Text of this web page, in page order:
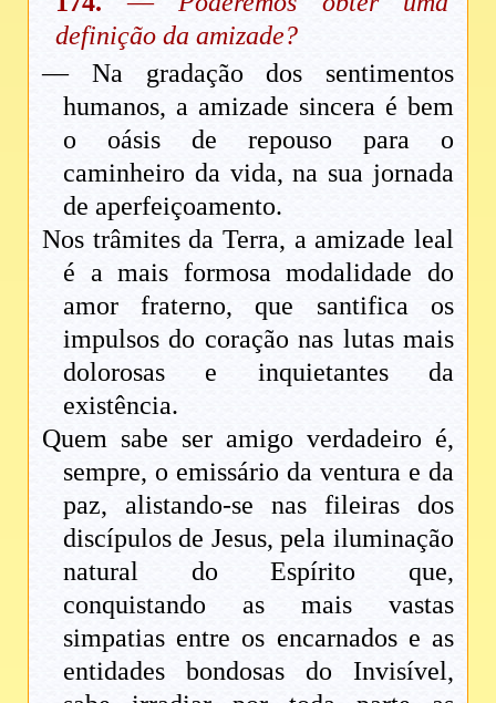
definição da amizade?
— Na gradação dos sentimentos
humanos, a amizade sincera é bem
o oásis de repouso para o
caminheiro da vida, na sua jornada
de aperfeiçoamento.
Nos trâmites da Terra, a amizade leal
é a mais formosa modalidade do
amor fraterno, que santifica os
impulsos do coração nas lutas mais
dolorosas e inquietantes da
existência.
Quem sabe ser amigo verdadeiro é,
sempre, o emissário da ventura e da
paz, alistando-se nas fileiras dos
discípulos de Jesus, pela iluminação
natural do Espírito que,
conquistando as mais vastas
simpatias entre os encarnados e as
entidades bondosas do Invisível,